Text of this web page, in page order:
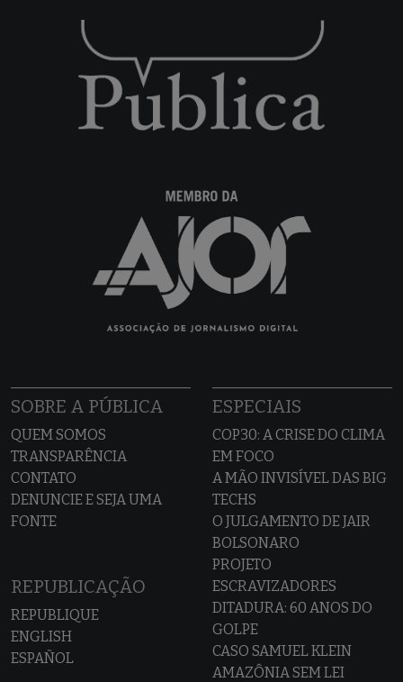
SOBRE A PÚBLICA
QUEM SOMOS
TRANSPARÊNCIA
CONTATO
DENUNCIE E SEJA UMA
FONTE
REPUBLICAÇÃO
REPUBLIQUE
ENGLISH
ESPAÑOL
ESPECIAIS
COP30: A CRISE DO CLIMA
EM FOCO
A MÃO INVISÍVEL DAS BIG
TECHS
O JULGAMENTO DE JAIR
BOLSONARO
PROJETO
ESCRAVIZADORES
DITADURA: 60 ANOS DO
GOLPE
CASO SAMUEL KLEIN
AMAZÔNIA SEM LEI